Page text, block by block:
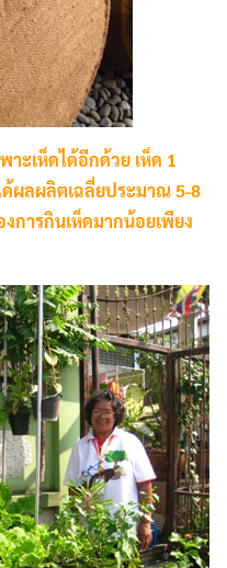
Search
ะเห็ดได้อีกด้วย เห็ด 1
ผลผลิตเฉลี่ยประมาณ 5-8
การกินเห็ดมากน้อยเพียง